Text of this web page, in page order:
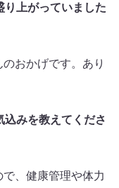
り上がっていました
おかげです。あり
みを教えてくださ
、健康管理や体力